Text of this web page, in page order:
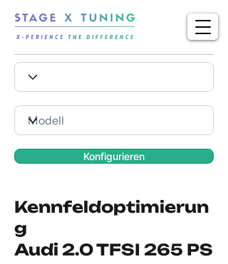
Konfigurieren
Kennfeldoptimierun
g
Audi 2.0 TFSI 265 PS